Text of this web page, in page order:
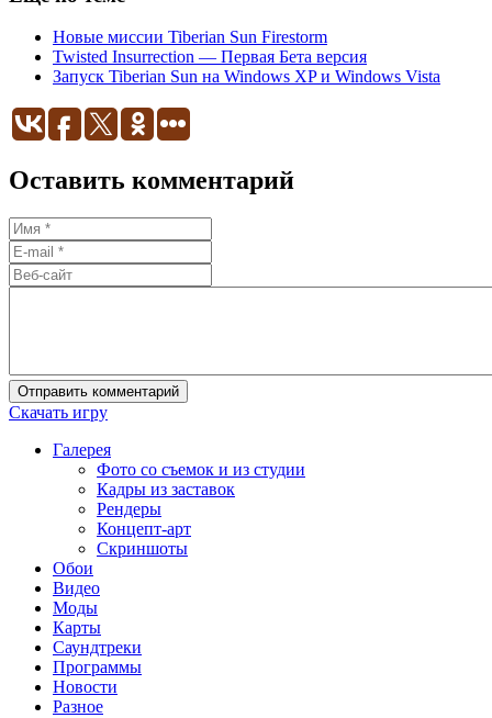
Новые миссии Tiberian Sun Firestorm
Twisted Insurrection — Первая Бета версия
Запуск Tiberian Sun на Windows XP и Windows Vista
Оставить комментарий
Отправить комментарий
Скачать игру
Галерея
Фото со съемок и из студии
Кадры из заставок
Рендеры
Концепт-арт
Скриншоты
Обои
Видео
Моды
Карты
Саундтреки
Программы
Новости
Разное